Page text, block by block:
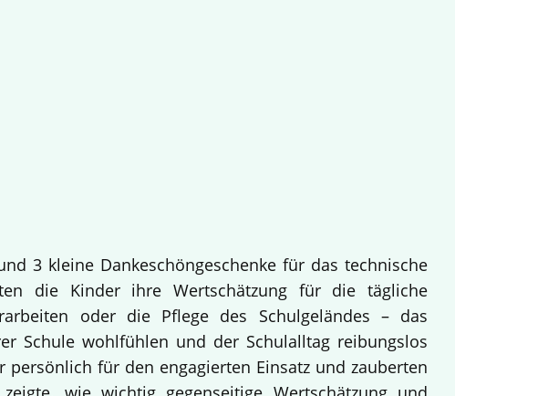
3 kleine Dankeschöngeschenke für das technische
die Kinder ihre Wertschätzung für die tägliche
oder die Pflege des Schulgeländes – das
Schule wohlfühlen und der Schulalltag reibungslos
für den engagierten Einsatz und zauberten